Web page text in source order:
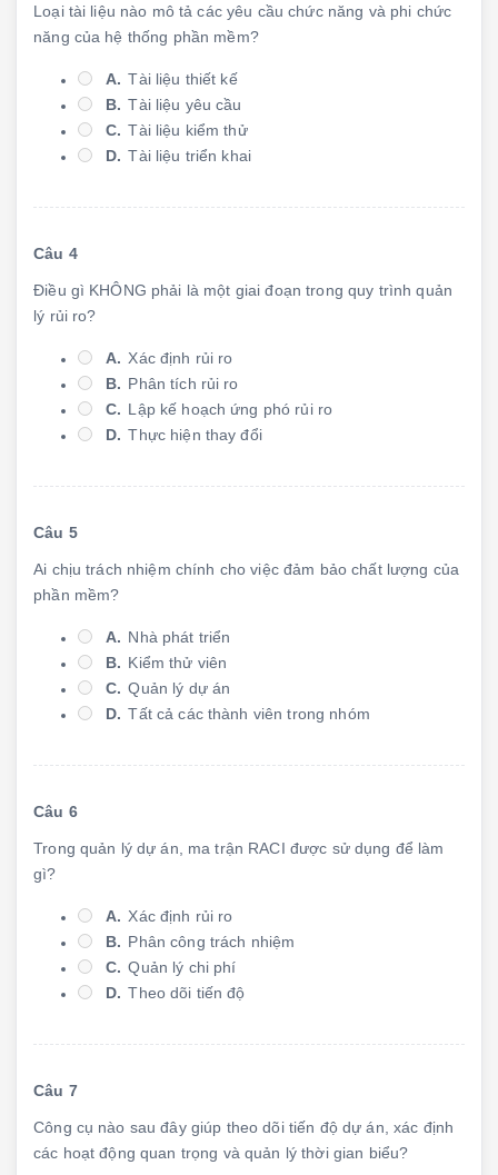
Loại tài liệu nào mô tả các yêu cầu chức năng và phi chức
năng của hệ thống phần mềm?
A. Tài liệu thiết kế
B. Tài liệu yêu cầu
C. Tài liệu kiểm thử
D. Tài liệu triển khai
Câu 4
Điều gì KHÔNG phải là một giai đoạn trong quy trình quản
lý rủi ro?
A. Xác định rủi ro
B. Phân tích rủi ro
C. Lập kế hoạch ứng phó rủi ro
D. Thực hiện thay đổi
Câu 5
Ai chịu trách nhiệm chính cho việc đảm bảo chất lượng của
phần mềm?
A. Nhà phát triển
B. Kiểm thử viên
C. Quản lý dự án
D. Tất cả các thành viên trong nhóm
Câu 6
Trong quản lý dự án, ma trận RACI được sử dụng để làm
gì?
A. Xác định rủi ro
B. Phân công trách nhiệm
C. Quản lý chi phí
D. Theo dõi tiến độ
Câu 7
Công cụ nào sau đây giúp theo dõi tiến độ dự án, xác định
các hoạt động quan trọng và quản lý thời gian biểu?